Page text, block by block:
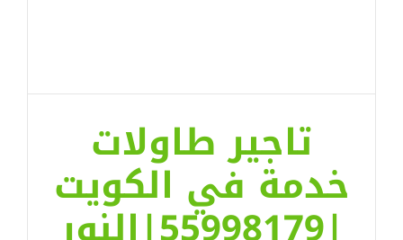
تاجير طاولات
خدمة في الكويت